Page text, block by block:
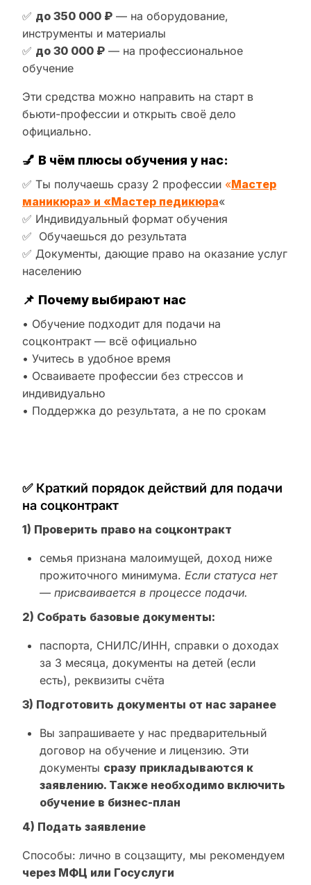
✅ до 350 000 ₽ — на оборудование,
инструменты и материалы
✅ до 30 000 ₽ — на профессиональное
обучение
Эти средства можно направить на старт в
бьюти-профессии и открыть своё дело
официально.
💅 В чём плюсы обучения у нас:
✅ Ты получаешь сразу 2 профессии «Мастер
маникюра» и «Мастер педикюра«
✅ Индивидуальный формат обучения
✅ Обучаешься до результата
✅ Документы, дающие право на оказание услуг
населению
📌 Почему выбирают нас
• Обучение подходит для подачи на
соцконтракт — всё официально
• Учитесь в удобное время
• Осваиваете профессии без стрессов и
индивидуально
• Поддержка до результата, а не по срокам
✅ Краткий порядок действий для подачи
на соцконтракт
1) Проверить право на соцконтракт
семья признана малоимущей, доход ниже
прожиточного минимума. Если статуса нет
— присваивается в процессе подачи.
2) Собрать базовые документы:
паспорта, СНИЛС/ИНН, справки о доходах
за 3 месяца, документы на детей (если
есть), реквизиты счёта
3) Подготовить документы от нас заранее
Вы запрашиваете у нас предварительный
договор на обучение и лицензию. Эти
документы сразу прикладываются к
заявлению. Также необходимо включить
обучение в бизнес-план
4) Подать заявление
Способы: лично в соцзащиту, мы рекомендуем
через МФЦ или Госуслуги